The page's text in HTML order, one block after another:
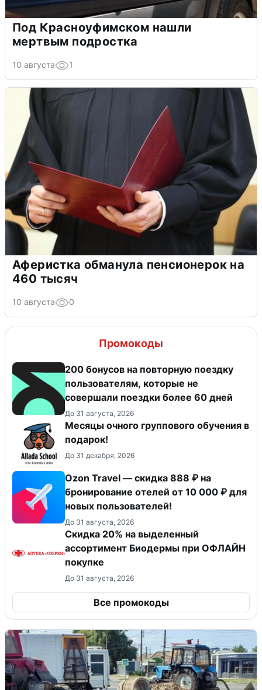
Под Красноуфимском нашли
мертвым подростка
10 августа 1
Аферистка обманула пенсионерок на
460 тысяч
10 августа 0
Промокоды
200 бонусов на повторную поездку
пользователям, которые не
совершали поездки более 60 дней
До 31 августа, 2026
Месяцы очного группового обучения в
подарок!
До 31 декабря, 2026
Ozon Travel — скидка 888 ₽ на
бронирование отелей от 10 000 ₽ для
новых пользователей!
До 31 августа, 2026
Скидка 20% на выделенный
ассортимент Биодермы при ОФЛАЙН
покупке
До 31 августа, 2026
Все промокоды